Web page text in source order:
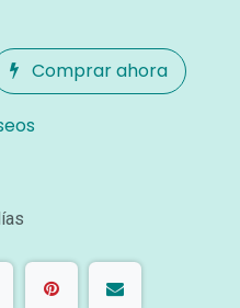
Comprar ahora